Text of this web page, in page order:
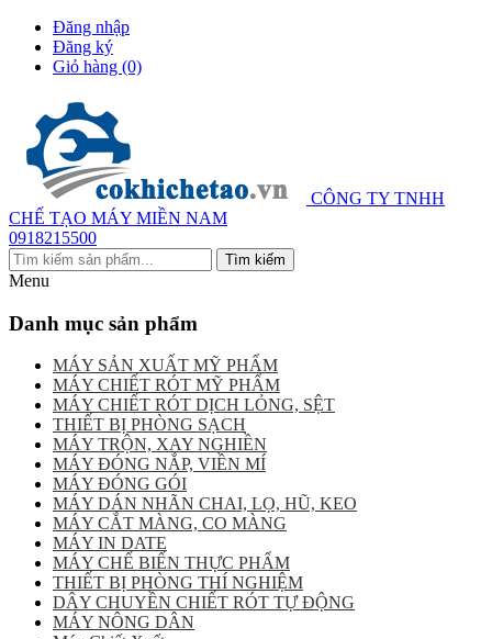
Đăng nhập
Đăng ký
Giỏ hàng (0)
CÔNG TY TNHH
CHẾ TẠO MÁY MIỀN NAM
0918215500
Menu
Danh mục sản phẩm
MÁY SẢN XUẤT MỸ PHẨM
MÁY CHIẾT RÓT MỸ PHẨM
MÁY CHIẾT RÓT DỊCH LỎNG, SỆT
THIẾT BỊ PHÒNG SẠCH
MÁY TRỘN, XAY NGHIỀN
MÁY ĐÓNG NẮP, VIỀN MÍ
MÁY ĐÓNG GÓI
MÁY DÁN NHÃN CHAI, LỌ, HŨ, KEO
MÁY CẮT MÀNG, CO MÀNG
MÁY IN DATE
MÁY CHẾ BIẾN THỰC PHẨM
THIẾT BỊ PHÒNG THÍ NGHIỆM
DÂY CHUYỀN CHIẾT RÓT TỰ ĐỘNG
MÁY NÔNG DÂN